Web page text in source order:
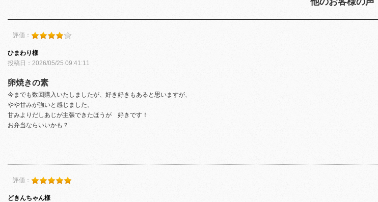
評価：
ひまわり様
投稿日：2026/05/25 09:41:11
卵焼きの素
今までも数回購入いたしましたが、好き好きもあると思いますが、
やや甘みが強いと感じました。
甘みよりだしあじが主張できたほうが 好きです！
お弁当ならいいかも？
評価：
どきんちゃん様